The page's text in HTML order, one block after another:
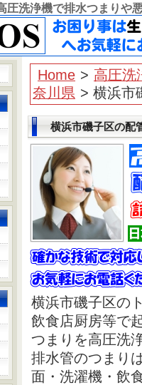
圧洗浄機で排水つまりや
Home > 高圧洗
奈川県 > 横浜市
横浜市磯子区の配
横浜市磯子区の
飲食店厨房等で
つまりを高圧洗
排水管のつまり
面・洗濯機・飲